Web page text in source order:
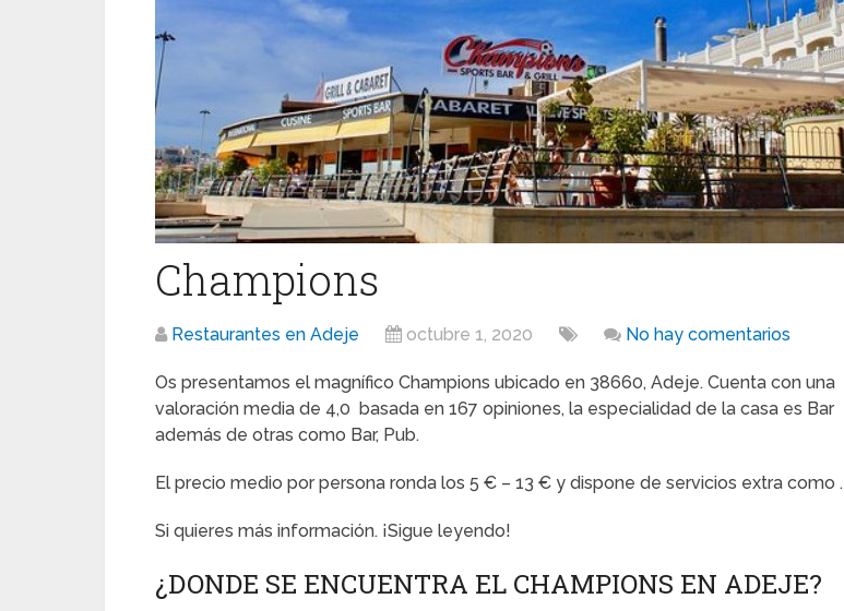
Champions
Restaurantes en Adeje octubre 1, 2020 No hay comentarios
Os presentamos el magnífico Champions ubicado en 38660, Adeje. Cuenta con una
valoración media de 4,0 basada en 167 opiniones, la especialidad de la casa es Bar
además de otras como Bar, Pub.
El precio medio por persona ronda los 5 € – 13 € y dispone de servicios extra como .
Si quieres más información. ¡Sigue leyendo!
¿DONDE SE ENCUENTRA EL CHAMPIONS EN ADEJE?